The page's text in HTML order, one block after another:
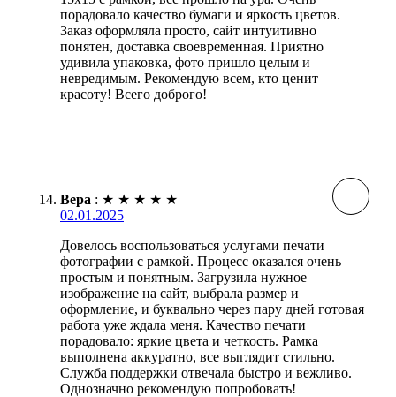
порадовало качество бумаги и яркость цветов.
Заказ оформляла просто, сайт интуитивно
понятен, доставка своевременная. Приятно
удивила упаковка, фото пришло целым и
невредимым. Рекомендую всем, кто ценит
красоту! Всего доброго!
Вера : ★ ★ ★ ★ ★
02.01.2025
Довелось воспользоваться услугами печати
фотографии с рамкой. Процесс оказался очень
простым и понятным. Загрузила нужное
изображение на сайт, выбрала размер и
оформление, и буквально через пару дней готовая
работа уже ждала меня. Качество печати
порадовало: яркие цвета и четкость. Рамка
выполнена аккуратно, все выглядит стильно.
Служба поддержки отвечала быстро и вежливо.
Однозначно рекомендую попробовать!